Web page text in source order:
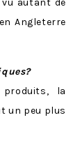
autant de
Angleterre
la
un peu plus